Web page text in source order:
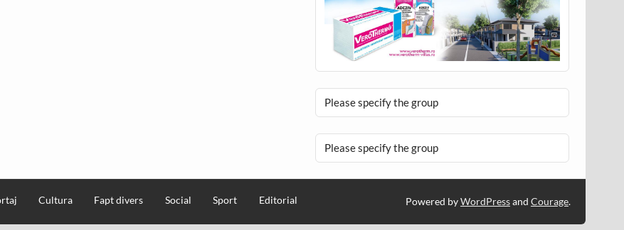
Please specify the group
Please specify the group
Cultura Fapt divers Social Sport Editorial Powered byWordPressand Courage.